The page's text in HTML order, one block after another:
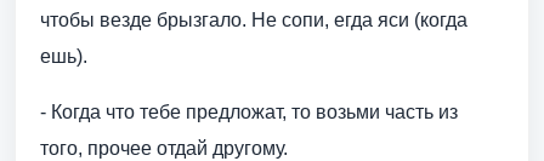
чтобы везде брызгало. Не сопи, егда яси (когда
ешь).
- Когда что тебе предложат, то возьми часть из
того, прочее отдай другому.